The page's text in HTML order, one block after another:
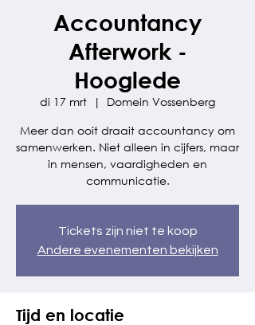
Accountancy
Afterwork -
Hooglede
di 17 mrt
  |
Domein Vossenberg
Meer dan ooit draait accountancy om
samenwerken. Niet alleen in cijfers, maar
in mensen, vaardigheden en
communicatie.
Tickets zijn niet te koop
Andere evenementen bekijken
Tijd en locatie